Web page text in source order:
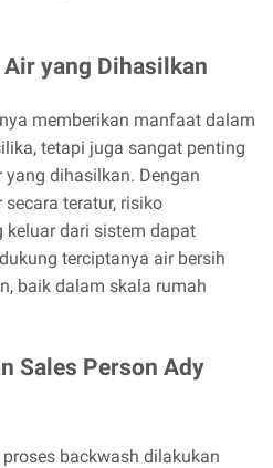
yang Dihasilkan
memberikan manfaat dalam
tetapi juga sangat penting
dihasilkan. Dengan
teratur, risiko
dari sistem dapat
terciptanya air bersih
baik dalam skala rumah
Sales Person Ady
backwash dilakukan